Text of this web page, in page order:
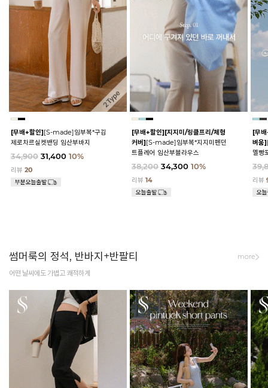
[무배+할인][S-made]임부복*구김
제로차르실켓밴딩 임산부바지
34,900 31,400 10%
리뷰 20
[무배+할인][지지미/링클프리/체형
커버][S-made]임부복*지지미펜던
트플레어 임산부블라우스
38,200 34,300 10%
리뷰14
[무
벼움]
멜빵
리뷰
썸머룩의 정석, 반바지+반팔티
어떤 날씨에도 가볍고 쾌적하게
more